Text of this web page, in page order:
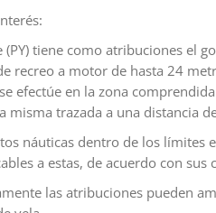
(PY) tiene como atribuciones el
recreo a motor de hasta 24
efectúe en la zona
misma trazada a una distancia
náuticas dentro de los límites
a estas, de acuerdo con sus
las atribuciones pueden